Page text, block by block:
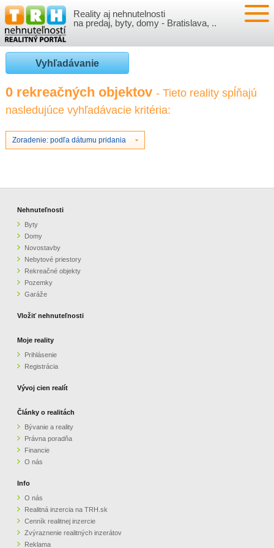
Reality aj nehnutelnosti
na predaj, byty, domy - Bratislava, ..
NEHNUTEĽNOSTI
BYTY
NOVOSTAVBY
NEBYTOVÉ PRIESTORY
GARÁŽE
VLOŽIŤ NEHNUTEĽNOSTI
PRIHLÁSENIE
REGISTRÁCIA
VÝVOJ CIEN REALÍT
ČLÁNKY O REALITÁCH
O NÁS
CENNÍK REALITNEJ INZERCIE
ZVÝRAZNENIE REALITNÝCH INZERÁTOV
PARTNERI
OBCHODNÉ PODMIENKY
KONTAKT
Vyhľadávanie
0 rekreačných objektov - Tieto reality spĺňajú
nasledujúce vyhľadávacie kritéria:
Zoradenie: podľa dátumu pridania
Nehnuteľnosti
Byty
Domy
Novostavby
Nebytové priestory
Rekreačné objekty
Pozemky
Garáže
Vložiť nehnuteľnosti
Moje reality
Prihlásenie
Registrácia
Vývoj cien realít
Články o realitách
Bývanie a reality
Právna poradňa
Financie
O nás
Info
O nás
Realitná inzercia na TRH.sk
Cenník realitnej inzercie
Zvýraznenie realitných inzerátov
Reklama